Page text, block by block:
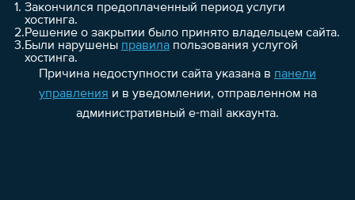
1. Закончился предоплаченный период услуги
хостинга.
2.Решение о закрытии было принято владельцем сайта.
3.Были нарушены правилапользования услугой
хостинга.
Причина недоступности сайта указана в панели
управления и в уведомлении, отправленном на
административный e-mail аккаунта.